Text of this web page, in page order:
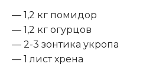
— 1,2 кг помидор
— 1,2 кг огурцов
— 2-3 зонтика укропа
— 1 лист хрена